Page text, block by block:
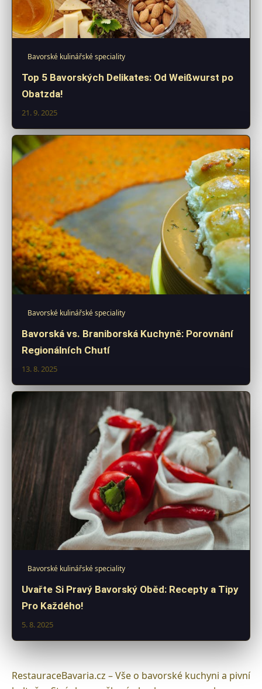
Bavorské kulinářské speciality
Top 5 Bavorských Delikates: Od Weißwurst po
Obatzda!
21. 9. 2025
Bavorské kulinářské speciality
Bavorská vs. Braniborská Kuchyně: Porovnání
Regionálních Chutí
13. 8. 2025
Bavorské kulinářské speciality
Uvařte Si Pravý Bavorský Oběd: Recepty a Tipy
Pro Každého!
5. 8. 2025
RestauraceBavaria.cz – Vše o bavorské kuchyni a pivní